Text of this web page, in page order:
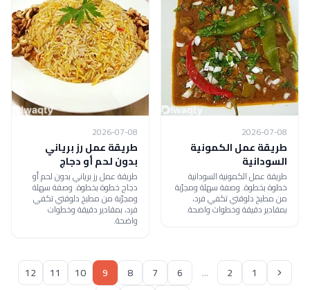
2026-07-08
طريقة عمل الكمونية
السودانية
طريقة عمل الكمونية السودانية
خطوة بخطوة. وصفة سهلة ومجرّبة
من مطبخ دلوقتي تكفي فرد،
بمقادير دقيقة وخطوات واضحة.
2026-07-08
طريقة عمل رز برياني
بدون لحم أو دجاج
طريقة عمل رز برياني بدون لحم أو
دجاج خطوة بخطوة. وصفة سهلة
ومجرّبة من مطبخ دلوقتي تكفي
فرد، بمقادير دقيقة وخطوات
واضحة.
1
2
...
6
7
8
9
10
11
12